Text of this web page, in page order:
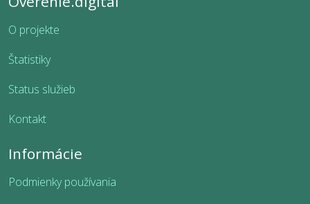
O projekte
Štatistiky
Status služieb
Kontakt
Informácie
Podmienky používania